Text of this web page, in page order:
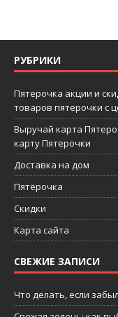
РУБРИКИ
Пятерочка акции и
товаров пятерочки с
Выручай карта
карту Пятерочки
Доставка на дом
Пятёрочка
Скидки
Карта сайта
СВЕЖИЕ ЗАПИСИ
Что делать, если